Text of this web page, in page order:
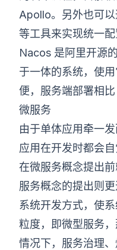
Apollo。另外也可
等工具来实现统一配
Nacos 是阿里开源
于一体的系统，使
便，服务端部署相
微服务
由于单体应用牵一
应用在开发时都会
在微服务概念提出
服务概念的提出则
系统开发方式，使
粒度，即微型服务
情况下，服务治理